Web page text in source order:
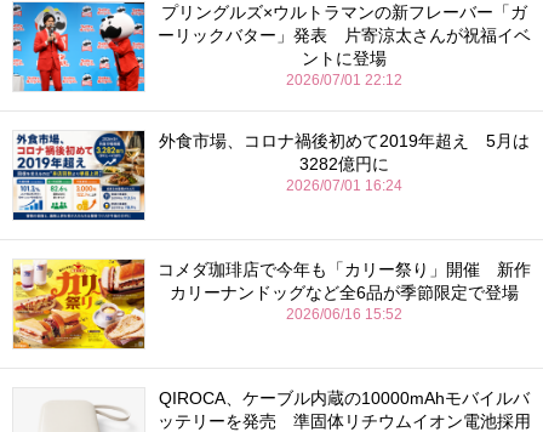
プリングルズ×ウルトラマンの新フレーバー「ガ
ーリックバター」発表 片寄涼太さんが祝福イベ
ントに登場
2026/07/01 22:12
外食市場、コロナ禍後初めて2019年超え 5月は
3282億円に
2026/07/01 16:24
コメダ珈琲店で今年も「カリー祭り」開催 新作
カリーナンドッグなど全6品が季節限定で登場
2026/06/16 15:52
QIROCA、ケーブル内蔵の10000mAhモバイルバ
ッテリーを発売 準固体リチウムイオン電池採用